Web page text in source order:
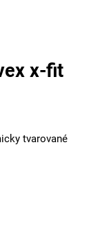
x-fit
tvarované